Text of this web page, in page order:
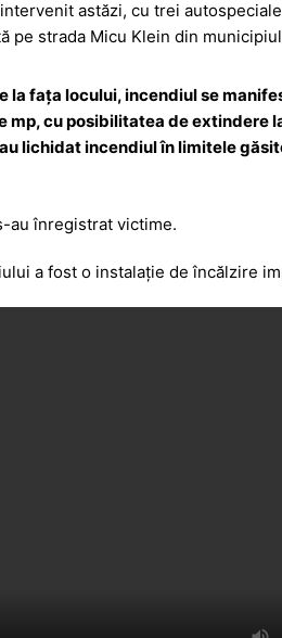
astăzi, cu trei
pe strada Micu Klein din
la fața locului, incendiul se
mp, cu posibilitatea de extindere
lichidat incendiul în limitele
au înregistrat victime.
a fost o instalație de încălzire